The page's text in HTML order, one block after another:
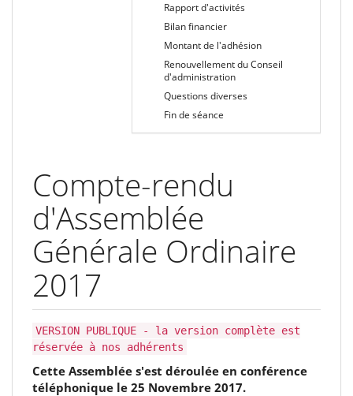
Rapport d'activités
Bilan financier
Montant de l'adhésion
Renouvellement du‭ ‬Conseil
d'administration
Questions diverses
Fin de séance
Compte-rendu
d'Assemblée
Générale‭ ‬Ordinaire‭
‬2017
VERSION PUBLIQUE - la version complète est
réservée à nos adhérents
Cette Assemblée s'est déroulée en conférence
téléphonique le‭ ‬25‭ ‬Novembre‭ ‬2017.